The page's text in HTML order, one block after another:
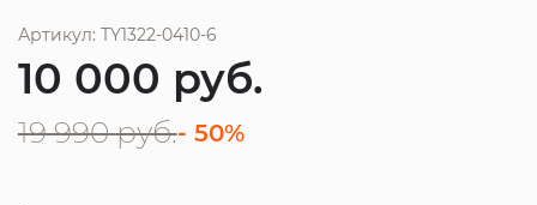
Артикул: TY1322-0410-6
10 000 руб.
19 990 руб.- 50%